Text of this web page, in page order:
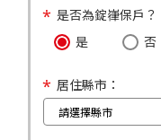
是否為錠嵂保戶？
是
否
居住縣市：